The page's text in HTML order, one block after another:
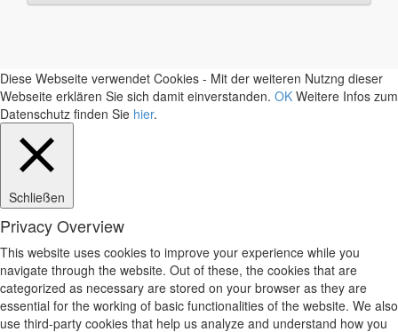
Diese Webseite verwendet Cookies - Mit der weiteren Nutzng dieser
Webseite erklären Sie sich damit einverstanden. OK Weitere Infos zum
Datenschutz finden Sie hier.
Schließen
Privacy Overview
This website uses cookies to improve your experience while you
navigate through the website. Out of these, the cookies that are
categorized as necessary are stored on your browser as they are
essential for the working of basic functionalities of the website. We also
use third-party cookies that help us analyze and understand how you